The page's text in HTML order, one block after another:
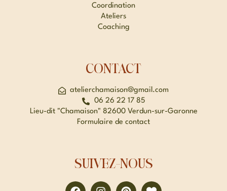
Coordination
Ateliers
Coaching
CONTACT
atelierchamaison@gmail.com
06 26 22 17 85
Lieu-dit "Chamaison" 82600 Verdun-sur-Garonne
Formulaire de contact
SUIVEZ-NOUS